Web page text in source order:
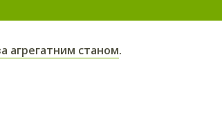
агрегатним станом.